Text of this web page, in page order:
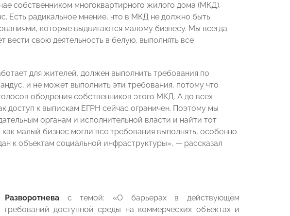
собственником многоквартирного жилого дома (МКД).
Есть радикальное мнение, что в МКД не должно быть
которые выдвигаются малому бизнесу. Мы всегда
вести свою деятельность в белую, выполнять все
для жителей, должен выполнить требования по
и не может выполнить эти требования, потому что
ободрения собственников этого МКД. А до всех
доступ к выпискам ЕГРН сейчас ограничен. Поэтому мы
органам и исполнительной власти и найти тот
малый бизнес могли все требования выполнять, особенно
к объектам социальной инфраструктуры», — рассказал
с темой: «О барьерах в действующем
доступной среды на коммерческих объектах и